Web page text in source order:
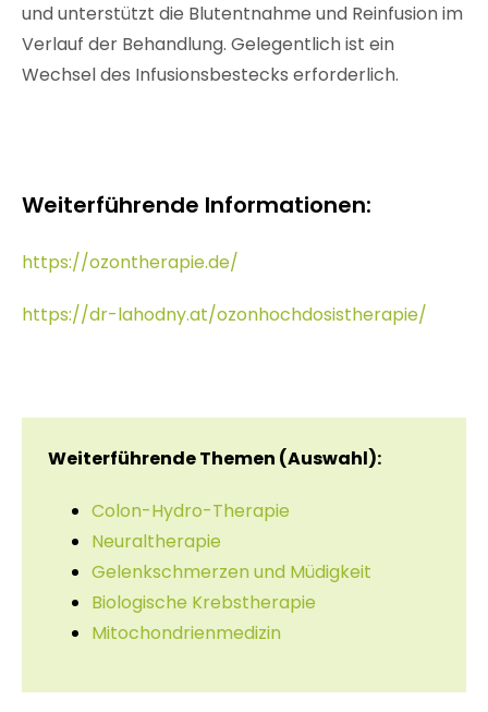
und unterstützt die Blutentnahme und Reinfusion im
Verlauf der Behandlung. Gelegentlich ist ein
Wechsel des Infusionsbestecks erforderlich.
Weiterführende Informationen:
https://ozontherapie.de/
https://dr-lahodny.at/ozonhochdosistherapie/
Weiterführende Themen (Auswahl):
Colon-Hydro-Therapie
Neuraltherapie
Gelenkschmerzen und Müdigkeit
Biologische Krebstherapie
Mitochondrienmedizin